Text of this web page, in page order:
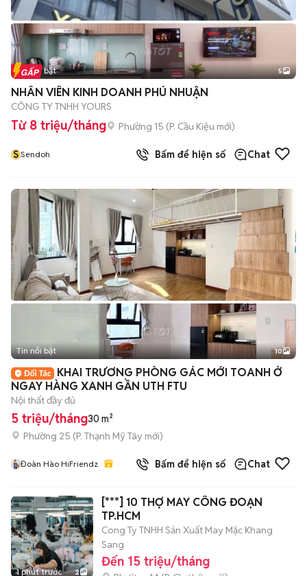
Tin nổi bật 5
NHÂN VIÊN KINH DOANH PHÚ NHUẬN
CÔNG TY TNHH YOURS
Từ 8 triệu/tháng Phường 15 (P. Cầu Kiệu mới)
S Sendoh Bấm để hiện số Chat
+2
Tin nổi bật 10
KHAI TRƯƠNG PHÒNG GÁC MỚI TOANH Ở
NGAY HÀNG XANH GẦN UTH FTU
Nội thất đầy đủ
5 triệu/tháng30 m²
Phường 25 (P. Thạnh Mỹ Tây mới)
Đoàn Hào HiFriendz Bấm để hiện số Chat
1 phút trước 2
[***] 10 THỢ MAY CÔNG ĐOẠN
TP.HCM
Cong Ty TNHH Sản Xuất May Mặc Khang
Sang
Đến 15 triệu/tháng